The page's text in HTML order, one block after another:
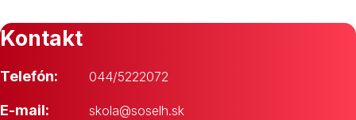
Kontakt
Telefón: 044/5222072
E-mail: skola@soselh.sk